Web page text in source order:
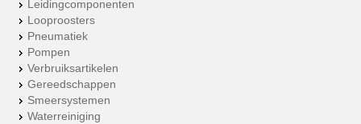
Leidingcomponenten
Looproosters
Pneumatiek
Pompen
Verbruiksartikelen
Gereedschappen
Smeersystemen
Waterreiniging